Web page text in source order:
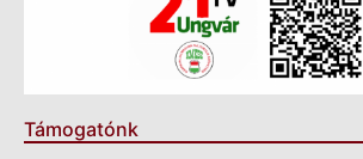
Támogatónk